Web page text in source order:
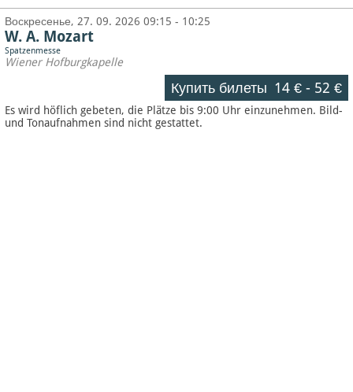
Воскресенье, 27. 09. 2026 09:15 - 10:25
W. A. Mozart
Spatzenmesse
Wiener Hofburgkapelle
Купить билеты 14 €- 52 €
Es wird höflich gebeten, die Plätze bis 9:00 Uhr einzunehmen. Bild-
und Tonaufnahmen sind nicht gestattet.